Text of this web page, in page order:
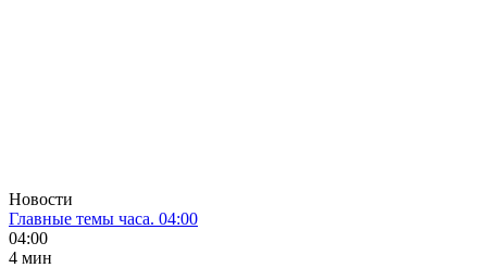
Новости
Главные темы часа. 04:00
04:00
4 мин